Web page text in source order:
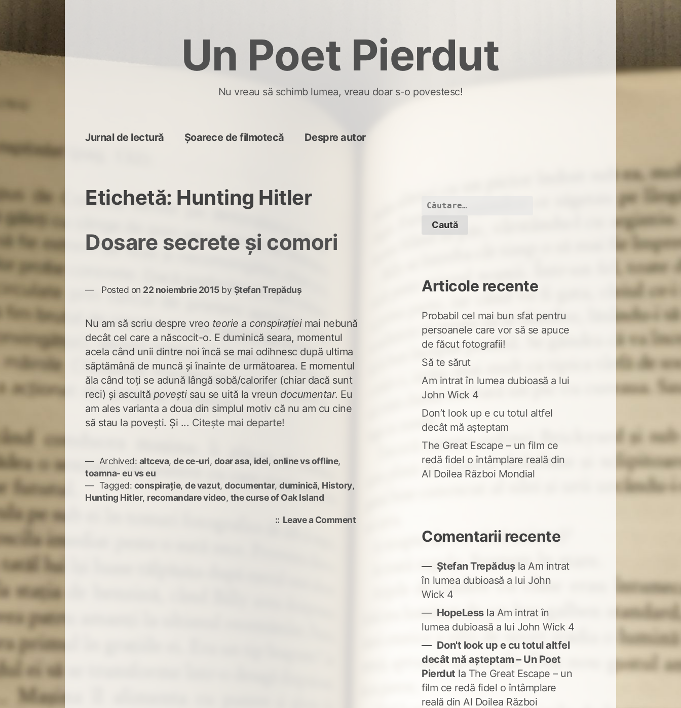
Un Poet Pierdut
Nu vreau să schimb lumea, vreau doar s-o povestesc!
Jurnal de lectură Șoarece de filmotecă Despre autor
Etichetă: Hunting Hitler
Dosare secrete și comori
Posted on 22 noiembrie 2015by Ștefan Trepăduș
Nu am să scriu despre vreo teorie a conspirațieimai nebună
decât cel care a născocit-o. E duminică seara, momentul
acela când unii dintre noi încă se mai odihnesc după ultima
săptămână de muncă și înainte de următoarea. E momentul
ăla când toți se adună lângă sobă/calorifer (chiar dacă sunt
reci) și ascultă poveștisau se uită la vreun documentar. Eu
am ales varianta a doua din simplul motiv că nu am cu cine
să stau la povești. Și ... Citește mai departe!
Archived: altceva,de ce-uri, doar asa, idei, online vs offline,
toamna- eu vs eu
Tagged: conspirație,de vazut,documentar,duminică, History,
Hunting Hitler, recomandare video, the curse of Oak Island
Leave a Commenton
Caută
Articole recente
Probabil cel mai bun sfat pentru
persoanele care vor să se apuce
de făcut fotografii!
Să te sărut
Am intrat în lumea dubioasă a lui
John Wick 4
Don’t look up e cu totul altfel
decât mă așteptam
The Great Escape – un film ce
redă fidel o întâmplare reală din
Al Doilea Război Mondial
Comentarii recente
Ștefan Trepădușla Am intrat
în lumea dubioasă a lui John
Wick 4
HopeLessla Am intrat în
lumea dubioasă a lui John Wick 4
Don't look up e cu totul altfel
decât mă așteptam – Un Poet
Pierdut la The Great Escape – un
film ce redă fidel o întâmplare
reală din Al Doilea Război